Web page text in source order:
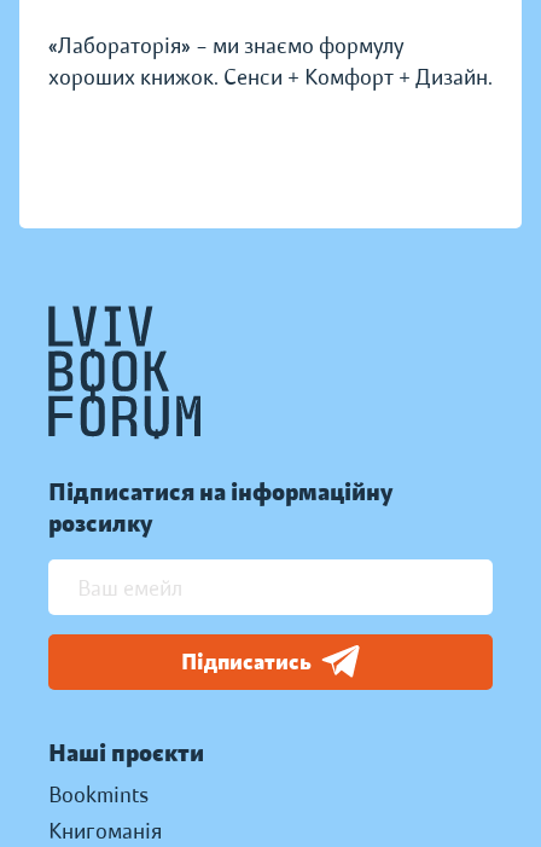
«Лабораторія» – ми знаємо формулу
хороших книжок. Сенси + Комфорт + Дизайн.
Підписатися на інформаційну
розсилку
Підписатись
Наші проєкти
Bookmints
Книгоманія